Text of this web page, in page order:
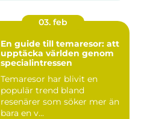
03. feb
En guide till temaresor: att
upptäcka världen genom
specialintressen
Temaresor har blivit en
populär trend bland
resenärer som söker mer än
bara en v...